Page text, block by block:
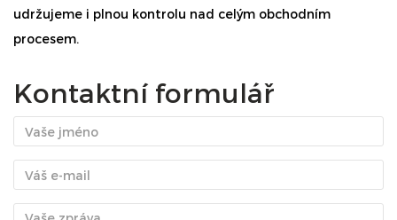
udržujeme i plnou kontrolu nad celým obchodním
procesem.
Kontaktní formulář